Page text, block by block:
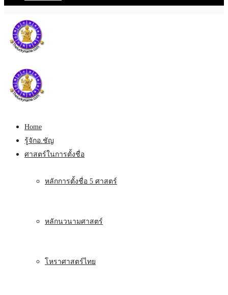
Home
รู้จักอ.ชัญ
ศาสตร์ในการตั้งชื่อ
หลักการตั้งชื่อ 5 ศาสตร์
หลักนวนามศาสตร์
โหราศาสตร์ไทย